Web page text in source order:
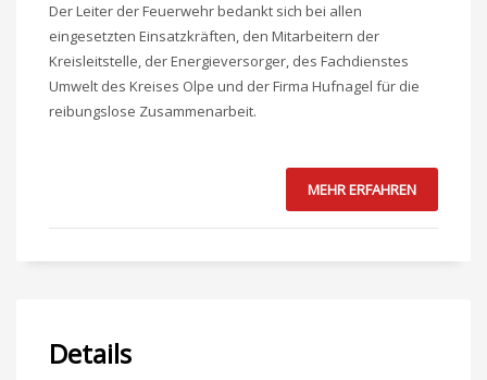
Der Leiter der Feuerwehr bedankt sich bei allen
eingesetzten Einsatzkräften, den Mitarbeitern der
Kreisleitstelle, der Energieversorger, des Fachdienstes
Umwelt des Kreises Olpe und der Firma Hufnagel für die
reibungslose Zusammenarbeit.
MEHR ERFAHREN
Details